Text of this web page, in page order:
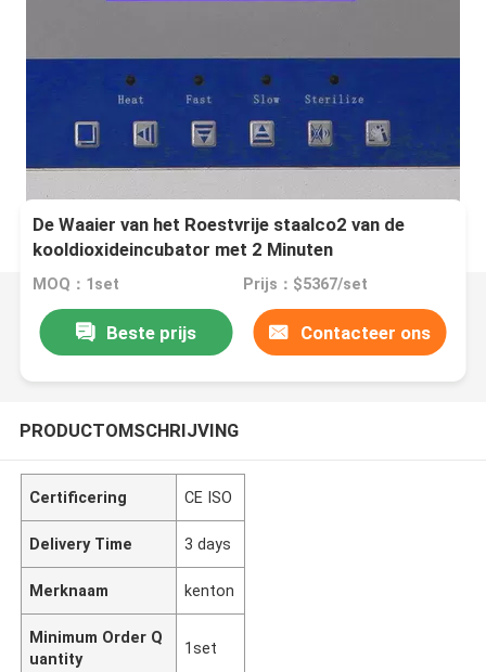
De Waaier van het Roestvrije staalco2 van de
kooldioxideincubator met 2 Minuten
Terugwinningstijd
MOQ：1set Prijs：$5367/set
Beste prijs Contacteer ons
PRODUCTOMSCHRIJVING
Certificering CE ISO
Delivery Time 3 days
Merknaam kenton
Minimum Order Q
uantity
1set